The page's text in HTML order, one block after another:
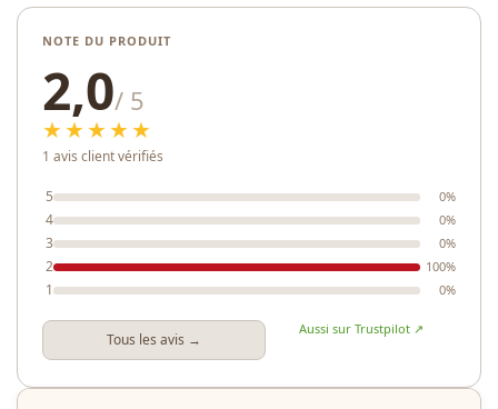
NOTE DU PRODUIT
2,0/ 5
★★★★★
1 avis client vérifiés
5 0%
4 0%
3 0%
2 100%
1 0%
Tous les avis →
Aussi sur Trustpilot ↗